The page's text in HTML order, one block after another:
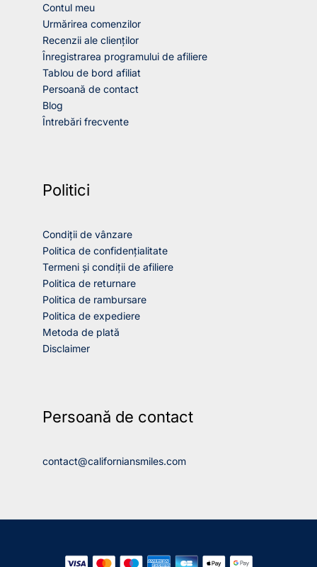
Contul meu
Urmărirea comenzilor
Recenzii ale clienților
Înregistrarea programului de afiliere
Tablou de bord afiliat
Persoană de contact
Blog
Întrebări frecvente
Politici
Condiții de vânzare
Politica de confidențialitate
Termeni și condiții de afiliere
Politica de returnare
Politica de rambursare
Politica de expediere
Metoda de plată
Disclaimer
Persoană de contact
contact@californiansmiles.com